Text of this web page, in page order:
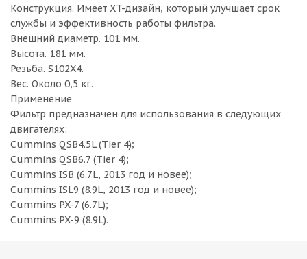
Конструкция. Имеет XT-дизайн, который улучшает срок
службы и эффективность работы фильтра.
Внешний диаметр. 101 мм.
Высота. 181 мм.
Резьба. S102X4.
Вес. Около 0,5 кг.
Применение
Фильтр предназначен для использования в следующих
двигателях:
Cummins QSB4.5L (Tier 4);
Cummins QSB6.7 (Tier 4);
Cummins ISB (6.7L, 2013 год и новее);
Cummins ISL9 (8.9L, 2013 год и новее);
Cummins PX-7 (6.7L);
Cummins PX-9 (8.9L).